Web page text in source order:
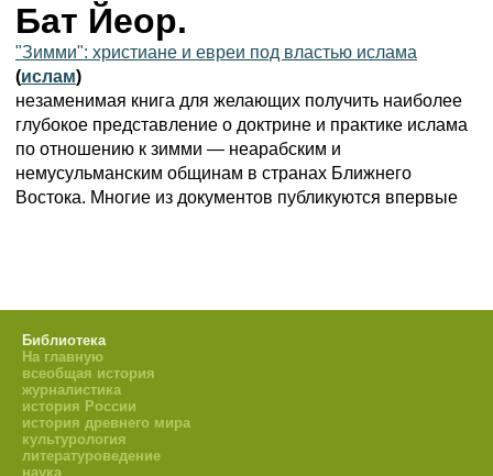
Бат Йеор.
"Зимми": христиане и евреи под властью ислама
(ислам)
незаменимая книга для желающих получить наиболее
глубокое представление о доктрине и практике ислама
по отношению к зимми — неарабским и
немусульманским общинам в странах Ближнего
Востока. Многие из документов публикуются впервые
Библиотека
На главную
всеобщая история
журналистика
история России
история древнего мира
культурология
литературоведение
наука